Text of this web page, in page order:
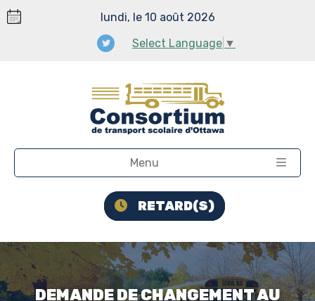
lundi, le 10 août 2026
Select Language ▼
Menu
RETARD(S)
DEMANDE DE CHANGEMENT AU